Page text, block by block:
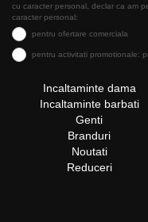
cu caracter personal, declar ca am
caracter personal:
pentru ofertare comerciala
pentru activitati promotionale:
Incaltaminte dama
Incaltaminte barbati
Genti
Branduri
Noutati
Reduceri